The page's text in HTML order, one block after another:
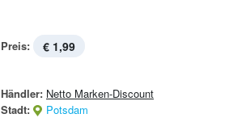
Preis: € 1,99
Händler: Netto Marken-Discount
Stadt:
Potsdam